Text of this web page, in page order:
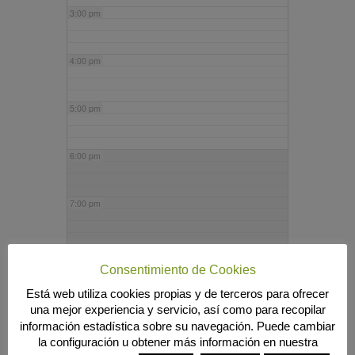
3:00 pm
4:00 pm
5:00 pm
6:00 pm
7:00 pm
9:00 pm
10:00 pm
Consentimiento de Cookies
Está web utiliza cookies propias y de terceros para ofrecer
una mejor experiencia y servicio, así como para recopilar
información estadística sobre su navegación. Puede cambiar
la configuración u obtener más información en nuestra